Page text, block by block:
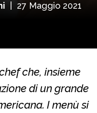
27 Maggio 2021
che, insieme
di un grande
I menù si